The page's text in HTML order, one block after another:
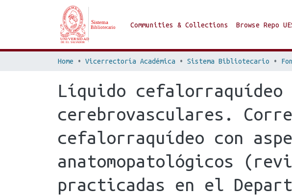
Communities & Collections Browse Repo
Home Vicerrectoría Académica Sistema Bibliotecario
Líquido cefalorraquídeo
cerebrovasculares.
cefalorraquídeo con
anatomopatológicos
practicadas en el